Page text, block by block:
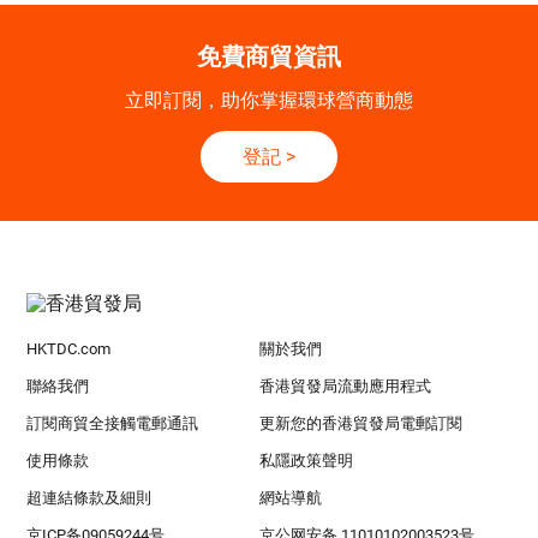
免費商貿資訊
立即訂閱，助你掌握環球營商動態
登記 >
HKTDC.com 關於我們
聯絡我們 香港貿發局流動應用程式
訂閱商貿全接觸電郵通訊 更新您的香港貿發局電郵訂閱
使用條款 私隱政策聲明
超連結條款及細則 網站導航